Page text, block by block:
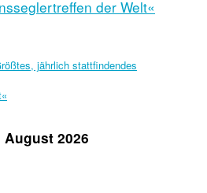
jährlich stattfindendes
August 2026